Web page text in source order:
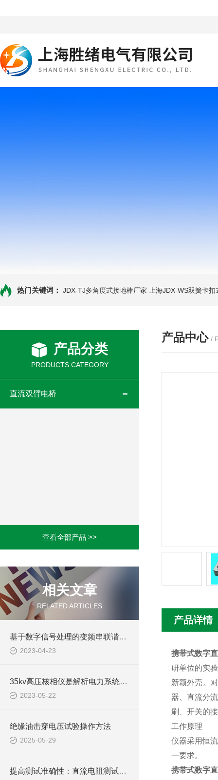
热门关键词： JDX-TJ多角度式接地棒厂家 上海JDX-WS双簧卡
产品分类
PRODUCTS CATEGORY
直流双臂电桥
查看全部产品 >>
相关文章
RELATED ARTICLES
基于数字信号处理的变频串联谐振耐压试验装置故障诊断方法研究
2023-04-23
35kv高压核相仪是解析电力系统健康状态的基石
2023-05-22
绝缘油击穿电压试验操作方法
2025-05-29
提高测试准确性：直流电阻测试仪的比较研究
产品中心 /
产品详情
携带式数字
研单位的实
新颖外壳。
器、直流分
刷、开关的
工作原理
仪器采用恒
一要求。
携带式数字